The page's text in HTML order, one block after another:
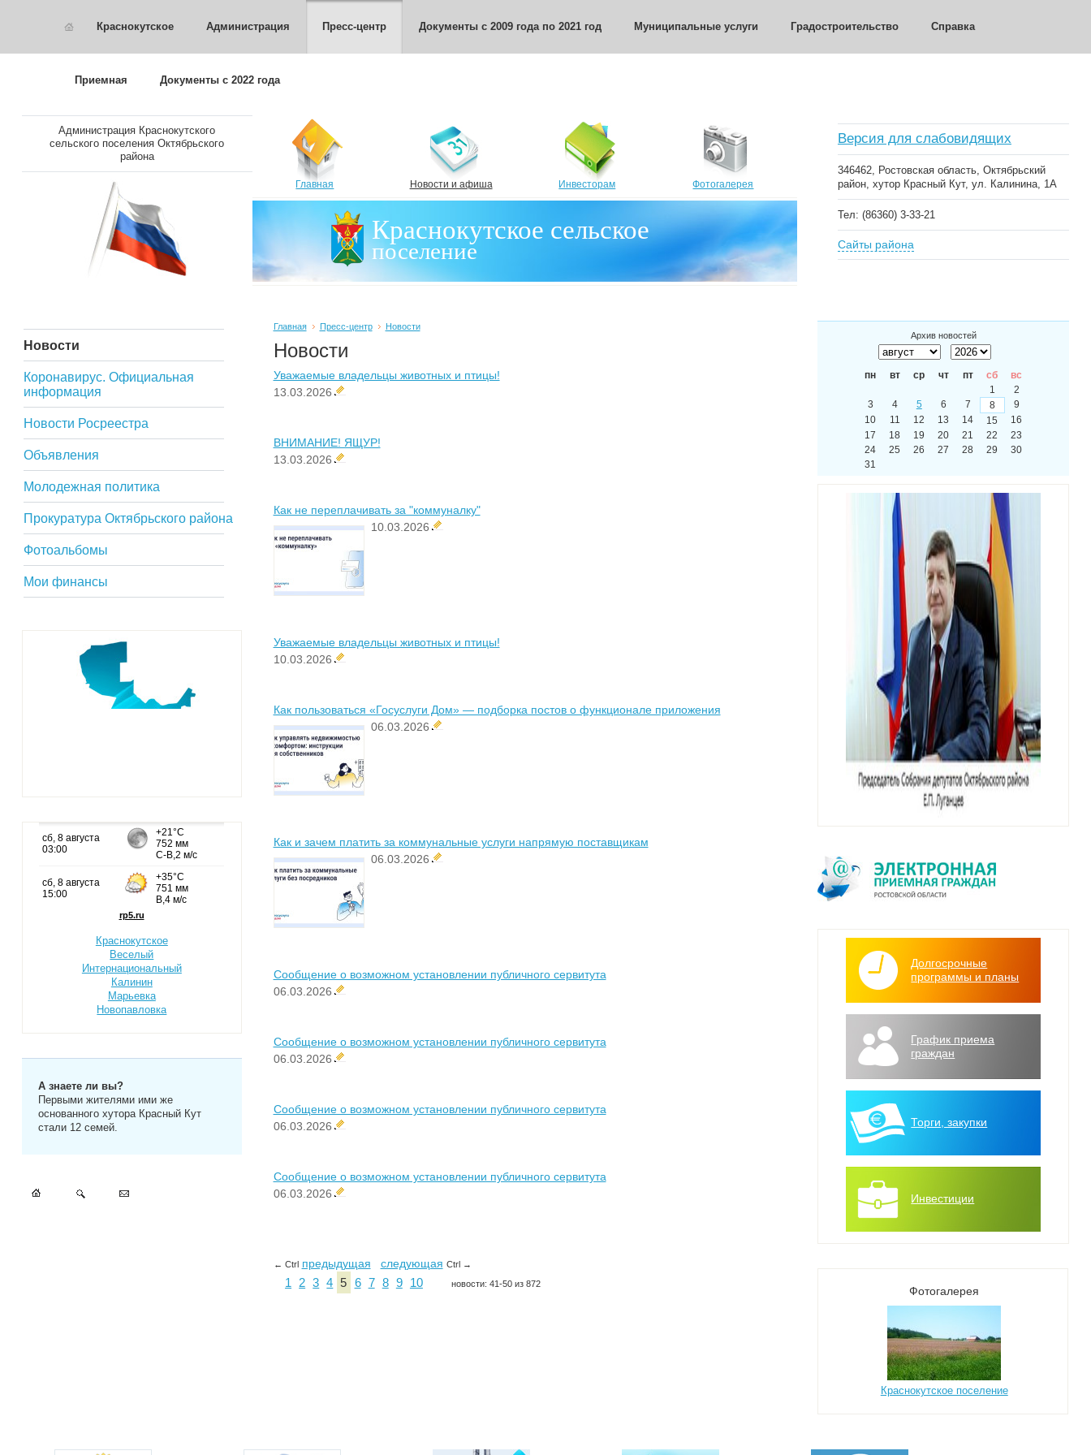
Краснокутское Администрация Пресс-центр Документы с 2009 года по 2021 год Муниципальные услуги Градостроительство Справка
Приемная Документы с 2022 года
Администрация Краснокутского
сельского поселения Октябрьского
района
Главная Новости и афиша Инвесторам Фотогалерея
Краснокутское сельское
поселение
Версия для слабовидящих
346462, Ростовская область, Октябрьский
район, хутор Красный Кут, ул. Калинина, 1А
Тел: (86360) 3-33-21
Сайты района
Новости
Коронавирус. Официальная
информация
Новости Росреестра
Объявления
Молодежная политика
Прокуратура Октябрьского района
Фотоальбомы
Мои финансы
Краснокутское
Веселый
Интернациональный
Калинин
Марьевка
Новопавловка
А знаете ли вы?
Первыми жителями ими же
основанного хутора Красный Кут
стали 12 семей.
Главная Пресс-центр Новости
Новости
Уважаемые владельцы животных и птицы!
13.03.2026
ВНИМАНИЕ! ЯЩУР!
13.03.2026
Как не переплачивать за "коммуналку"
10.03.2026
Уважаемые владельцы животных и птицы!
10.03.2026
Как пользоваться «Госуслуги Дом» — подборка постов о функционале приложения
06.03.2026
Как и зачем платить за коммунальные услуги напрямую поставщикам
06.03.2026
Сообщение о возможном установлении публичного сервитута
06.03.2026
Сообщение о возможном установлении публичного сервитута
06.03.2026
Сообщение о возможном установлении публичного сервитута
06.03.2026
Сообщение о возможном установлении публичного сервитута
06.03.2026
← Ctrl предыдущая следующая Ctrl →
1 2 3 4 5 6 7 8 9 10 новости: 41-50 из 872
Архив новостей
пн вт ср чт пт сб
вс
1
2
3
4 5 6 7 8
9
10
11 12 13 14 15
16
17
18 19 20 21 22
23
24
25 26 27 28 29
30
31
Долгосрочные
программы и планы
График приема
граждан
Торги, закупки
Инвестиции
Фотогалерея
Краснокутское поселение